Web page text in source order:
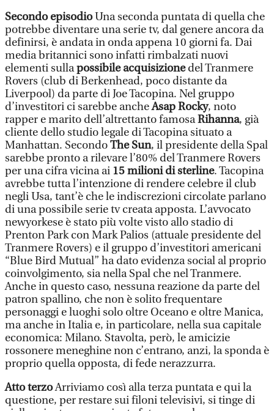
Secondo episodioUna seconda puntata di quella che
potrebbe diventare una serie tv, dal genere ancora da
definirsi, è andata in onda appena 10 giorni fa. Dai
media britannici sono infatti rimbalzati nuovi
elementi sullapossibile acquisizionedel Tranmere
Rovers (club di Berkenhead, poco distante da
Liverpool) da parte di Joe Tacopina. Nel gruppo
d’investitori ci sarebbe ancheAsap Rocky, noto
rapper e marito dell’altrettanto famosaRihanna, già
cliente dello studio legale di Tacopina situato a
Manhattan. SecondoThe Sun, il presidente della Spal
sarebbe pronto a rilevare l’80% del Tranmere Rovers
per una cifra vicina ai 15 milioni di sterline. Tacopina
avrebbe tutta l’intenzione di rendere celebre il club
negli Usa, tant’è che le indiscrezioni circolate parlano
di una possibile serie tv creata apposta. L’avvocato
newyorkese è stato più volte visto allo stadio di
Prenton Park con Mark Palios (attuale presidente del
Tranmere Rovers) e il gruppo d’investitori americani
“Blue Bird Mutual” ha dato evidenza social al proprio
coinvolgimento, sia nella Spal che nel Tranmere.
Anche in questo caso, nessuna reazione da parte del
patron spallino, che non è solito frequentare
personaggi e luoghi solo oltre Oceano e oltre Manica,
ma anche in Italia e, in particolare, nella sua capitale
economica: Milano. Stavolta, però, le amicizie
rossonere meneghine non c’entrano, anzi, la sponda è
proprio quella opposta, di fede nerazzurra.
Atto terzoArriviamo così alla terza puntata e qui la
questione, per restare sui filoni televisivi, si tinge di